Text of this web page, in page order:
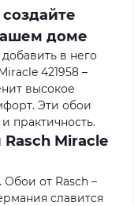
доме
в него
421958 –
высокое
Эти обои
практичность.
Miracle
Обои от Rasch –
славится